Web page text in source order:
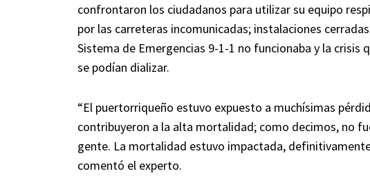
confrontaron los ciudadanos para utilizar su equipo
por las carreteras incomunicadas; instalaciones
Sistema de Emergencias 9-1-1 no funcionaba y la crisis
se podían dializar.
“El puertorriqueño estuvo expuesto a muchísimas
contribuyeron a la alta mortalidad; como decimos, no
gente. La mortalidad estuvo impactada,
comentó el experto.